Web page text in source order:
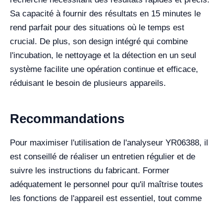
Sa capacité à fournir des résultats en 15 minutes le
rend parfait pour des situations où le temps est
crucial. De plus, son design intégré qui combine
l'incubation, le nettoyage et la détection en un seul
système facilite une opération continue et efficace,
réduisant le besoin de plusieurs appareils.
Recommandations
Pour maximiser l'utilisation de l'analyseur YR06388, il
est conseillé de réaliser un entretien régulier et de
suivre les instructions du fabricant. Former
adéquatement le personnel pour qu'il maîtrise toutes
les fonctions de l'appareil est essentiel, tout comme